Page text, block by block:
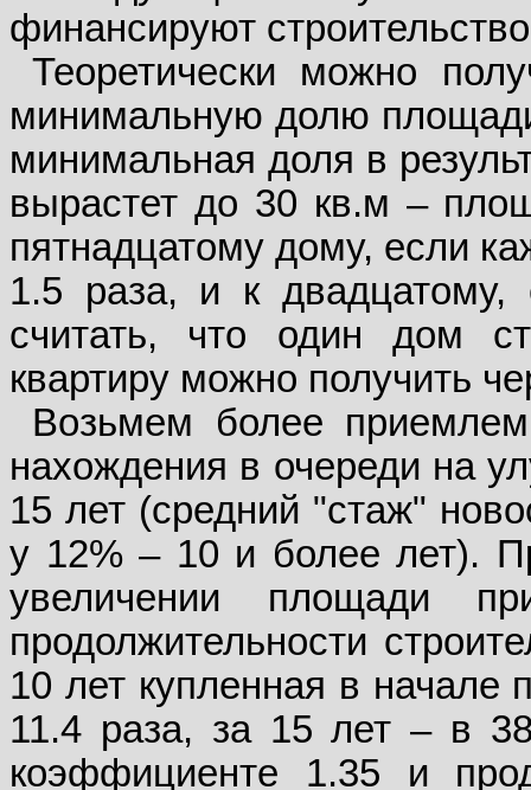
финансируют
Теоретически можно
минимальную долю
минимальная доля в
вырастет до 30 кв.м –
пятнадцатому дому, если
1.5 раза, и к
считать, что один дом
квартиру можно получить
Возьмем более
нахождения в очереди на
15 лет (средний "стаж"
у 12% – 10 и более лет).
увеличении площади
продолжительности
10 лет купленная в начале
11.4 раза, за 15 лет – в
коэффициенте 1.35 и